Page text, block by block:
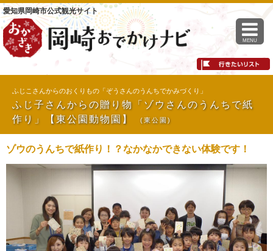
愛知県岡崎市公式観光サイト
MENU
ふじこさんからのおくりもの「ぞうさんのうんちでかみづくり」
ふじ子さんからの贈り物「ゾウさんのうんちで紙
作り」【東公園動物園】
(東公園)
ゾウのうんちで紙作り！？なかなかできない体験です！